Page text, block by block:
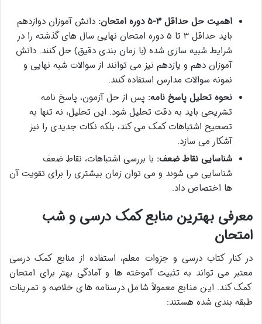
اهمیت حل حداقل ۳-۵ دوره امتحان:
دانش آموزان دوازدهم
باید حداقل ۳ تا ۵ دوره امتحان نهایی سال های گذشته را در
شرایط شبیه سازی شده (با زمان بندی دقیق) حل کنند. دانش
آموزان دهم و یازدهم نیز می توانند از سوالات شبه نهایی و
نمونه سوالات مدارس استفاده کنند.
نحوه تحلیل پاسخ نامه: پس از حل آزمون، پاسخ نامه
تشریحی باید به دقت تحلیل شود. این تحلیل، نه تنها به
تصحیح اشتباهات کمک می کند، بلکه نکات جدیدی را نیز
آشکار می سازد.
شناسایی نقاط ضعف: با بررسی اشتباهات، نقاط ضعف
شناسایی می شوند و می توان زمان بیشتری را برای تقویت آن
ها اختصاص داد.
معرفی بهترین منابع کمک درسی و شب
امتحان
در کنار کتاب درسی و جزوات معلم، استفاده از منابع کمک درسی
معتبر می تواند به تثبیت آموخته ها و آمادگی بهتر برای امتحان
کمک کند. این منابع معمولاً شامل درسنامه های خلاصه و تمرینات
طبقه بندی شده هستند: